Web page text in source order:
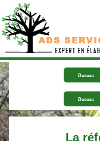
Bureau
Bureau
La